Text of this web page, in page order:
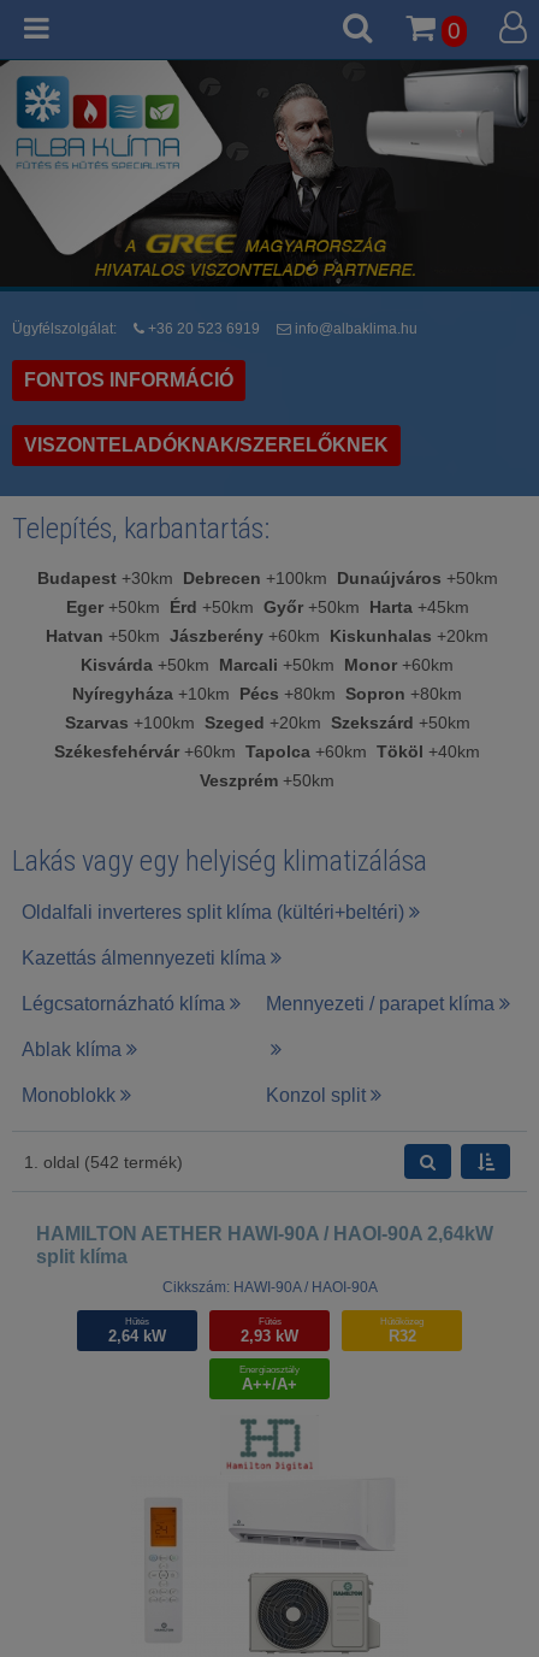
0
Ügyfélszolgálat: +36 20 523 6919 info@albaklima.hu
FONTOS INFORMÁCIÓ
VISZONTELADÓKNAK/SZERELŐKNEK
Telepítés, karbantartás:
Budapest+30km Debrecen +100km Dunaújváros +50km
Eger+50km Érd +50km Győr+50km Harta+45km
Hatvan +50km Jászberény +60km Kiskunhalas +20km
Kisvárda +50km Marcali +50km Monor +60km
Nyíregyháza +10km Pécs +80km Sopron +80km
Szarvas +100km Szeged +20km Szekszárd +50km
Székesfehérvár +60km Tapolca +60km Tököl +40km
Veszprém +50km
Lakás vagy egy helyiség klimatizálása
Oldalfali inverteres split klíma (kültéri+beltéri)
Kazettás álmennyezeti klíma
Légcsatornázható klíma Mennyezeti / parapet klíma
Ablak klíma
Monoblokk Konzol split
1. oldal (542 termék)
HAMILTON AETHER HAWI-90A / HAOI-90A 2,64kW
split klíma
Cikkszám: HAWI-90A / HAOI-90A
Hűtés
2,64 kW
Fűtés
2,93 kW
Hűtőközeg
R32
Energiaosztály
A++/A+